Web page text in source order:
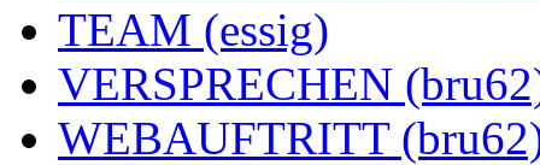
TEAM (essig)
VERSPRECHEN
WEBAUFTRITT